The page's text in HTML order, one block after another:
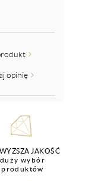
opinię
JAKOŚĆ
duży wybór
produktów